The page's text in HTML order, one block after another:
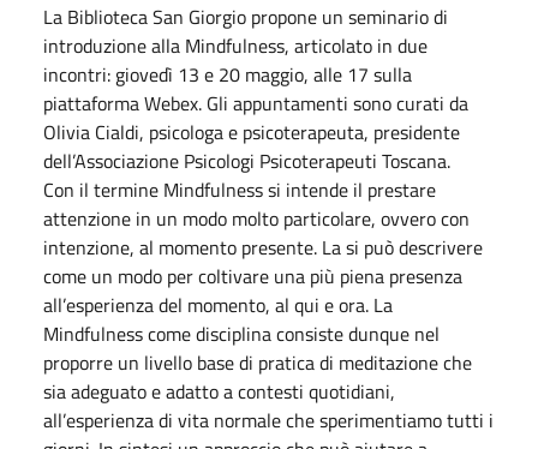
La Biblioteca San Giorgio propone un seminario di
introduzione alla Mindfulness, articolato in due
incontri: giovedì 13 e 20 maggio, alle 17 sulla
piattaforma Webex. Gli appuntamenti sono curati da
Olivia Cialdi, psicologa e psicoterapeuta, presidente
dell’Associazione Psicologi Psicoterapeuti Toscana.
Con il termine Mindfulness si intende il prestare
attenzione in un modo molto particolare, ovvero con
intenzione, al momento presente. La si può descrivere
come un modo per coltivare una più piena presenza
all’esperienza del momento, al qui e ora. La
Mindfulness come disciplina consiste dunque nel
proporre un livello base di pratica di meditazione che
sia adeguato e adatto a contesti quotidiani,
all’esperienza di vita normale che sperimentiamo tutti i